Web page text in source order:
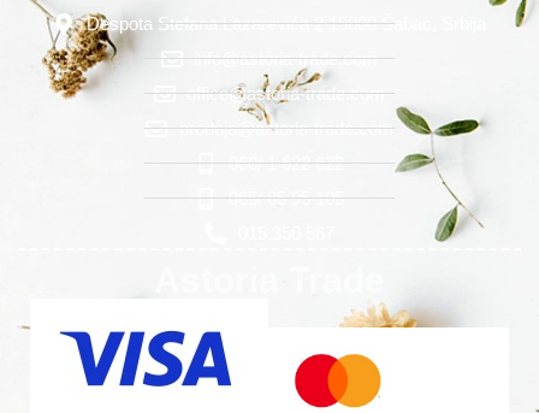
Despota Stefana Lazarevića 2 15000 Šabac, Srbija
info@astoria-trade.com
office@astoria-trade.com
prodaja@astoria-trade.com
060/ 1 622 622
065/ 85 95 105